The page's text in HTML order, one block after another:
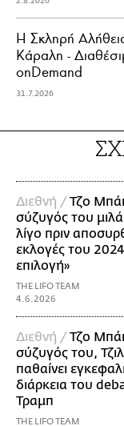
Η Σκληρή
Κάραλη -
onDemand
31.7.2026
Διεθνή /Τζο
σύζυγός του μιλά
λίγο πριν
εκλογές του
επιλογή»
THE LIFO TEAM
4.6.2026
Διεθνή /Τζο
σύζυγός του,
παθαίνει
διάρκεια του
Τραμπ
THE LIFO TEAM